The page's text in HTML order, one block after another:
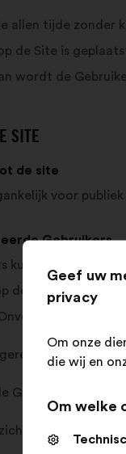
allen tijde
de Site is
wordt de
SITE
de site
voor
Gebruikers
kunnen stemmen
de site
Gebruikers
ertoe deze
Geef uw
privacy
Om onze
die wij en
Om welke